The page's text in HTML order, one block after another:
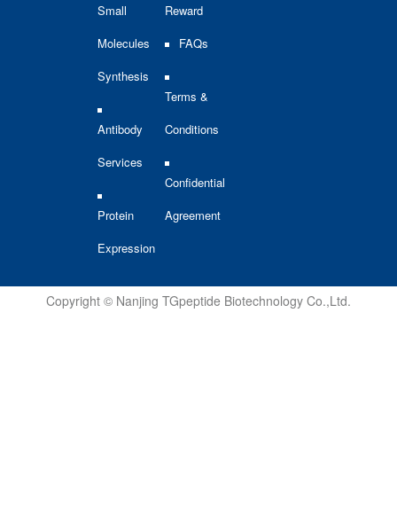
Small
Molecules
Synthesis
Antibody
Services
Protein
Expression
Reward
FAQs
Terms &
Conditions
Confidential
Agreement
Copyright © Nanjing TGpeptide Biotechnology Co.,Ltd.